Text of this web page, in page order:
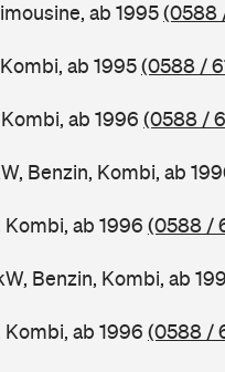
ab 1995(0588
ab 1995(0588 /
ab 1996 (0588 /
Benzin, Kombi, ab
Kombi, ab 1996 (0588 /
Benzin, Kombi, ab
Kombi, ab 1996 (0588 /